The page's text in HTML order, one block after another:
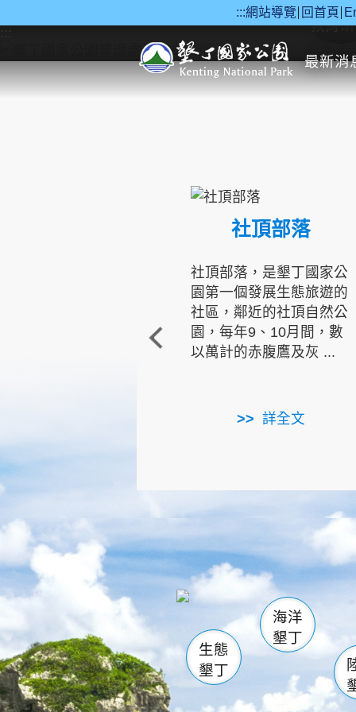
:::網站導覽 回首頁
最新消
::: 教育
社頂部落
社頂部落，是墾丁國家公
園第一個發展生態旅遊的
社區，鄰近的社頂自然公
園，每年9、10月間，數
以萬計的赤腹鷹及灰 ...
詳全文
龜山 海生館
恆春
龍鑾潭自
瓊麻館
關山
白砂
生態
墾丁
海洋
墾丁